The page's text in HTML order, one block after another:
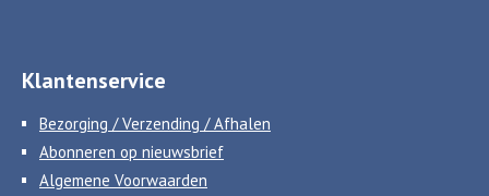
Klantenservice
Bezorging / Verzending / Afhalen
Abonneren op nieuwsbrief
Algemene Voorwaarden